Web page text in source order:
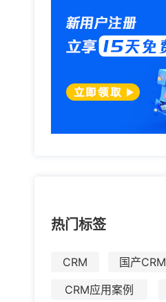
热门标签
CRM 国产CRM
CRM应用案例